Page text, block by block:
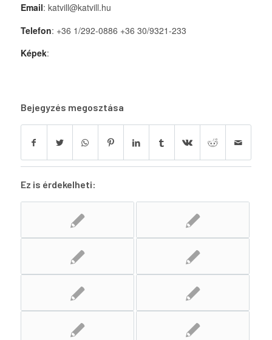
Email: katvill@katvill.hu
Telefon: +36 1/292-0886 +36 30/9321-233
Képek:
Bejegyzés megosztása
Ez is érdekelheti: